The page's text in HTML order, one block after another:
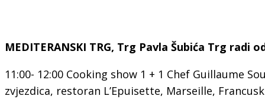
MEDITERANSKI TRG, Trg Pavla Šubića Trg radi
11:00- 12:00 Cooking show 1 + 1 Chef Guillaume
zvjezdica, restoran L’Epuisette, Marseille,